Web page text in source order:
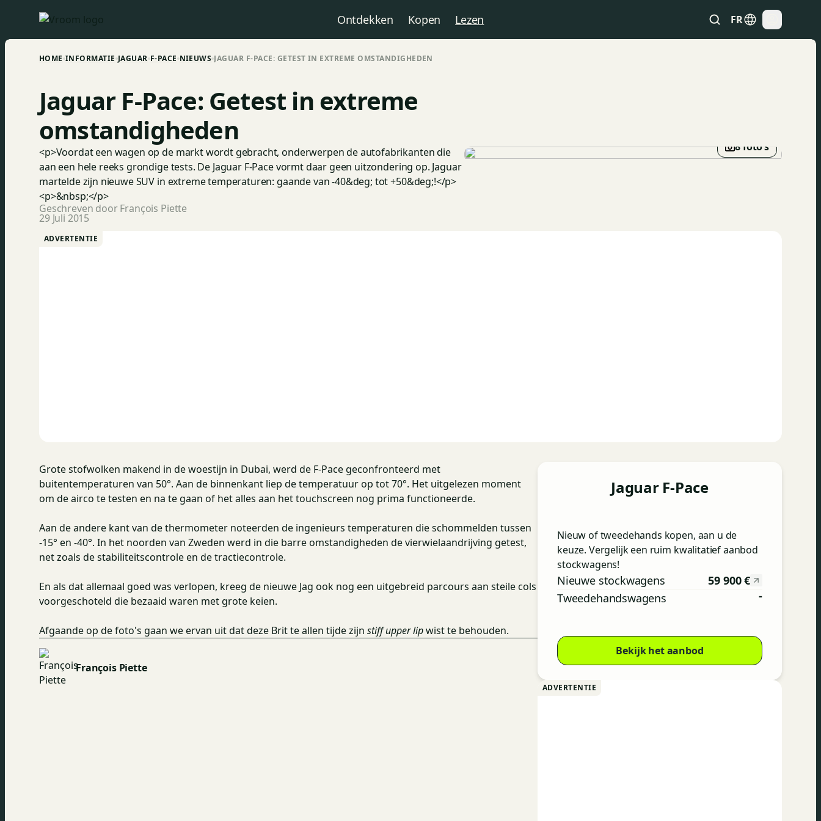
Ontdekken Kopen Lezen FR
HOME INFORMATIE JAGUAR F-PACE NIEUWS JAGUAR F-PACE: GETEST IN EXTREME OMSTANDIGHEDEN
Jaguar F-Pace: Getest in extreme
omstandigheden
<p>Voordat een wagen op de markt wordt gebracht, onderwerpen de autofabrikanten die
aan een hele reeks grondige tests. De Jaguar F-Pace vormt daar geen uitzondering op. Jaguar
martelde zijn nieuwe SUV in extreme temperaturen: gaande van -40&deg; tot +50&deg;!</p>
<p>&nbsp;</p>
Geschreven door François Piette
29 Juli 2015
8 foto’s
ADVERTENTIE
Grote stofwolken makend in de woestijn in Dubai, werd de F-Pace geconfronteerd met
buitentemperaturen van 50°. Aan de binnenkant liep de temperatuur op tot 70°. Het uitgelezen moment
om de airco te testen en na te gaan of het alles aan het touchscreen nog prima functioneerde.
Aan de andere kant van de thermometer noteerden de ingenieurs temperaturen die schommelden tussen
-15° en -40°. In het noorden van Zweden werd in die barre omstandigheden de vierwielaandrijving getest,
net zoals de stabiliteitscontrole en de tractiecontrole.
En als dat allemaal goed was verlopen, kreeg de nieuwe Jag ook nog een uitgebreid parcours aan steile cols
voorgeschoteld die bezaaid waren met grote keien.
Afgaande op de foto's gaan we ervan uit dat deze Brit te allen tijde zijn stiff upper lipwist te behouden.
François Piette
Jaguar F-Pace
Nieuw of tweedehands kopen, aan u de
keuze. Vergelijk een ruim kwalitatief aanbod
stockwagens!
Nieuwe stockwagens
59 900 €
Tweedehandswagens
-
Bekijk het aanbod
ADVERTENTIE